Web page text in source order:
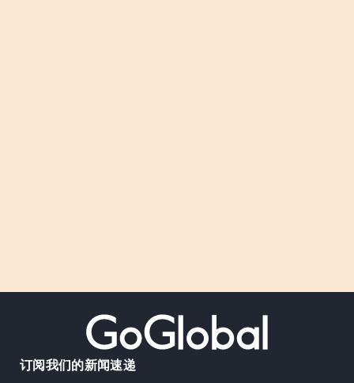
订阅我们的新闻速递